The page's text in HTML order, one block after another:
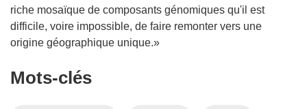
riche mosaïque de composants génomiques qu'il est
difficile, voire impossible, de faire remonter vers une
origine géographique unique.»
Mots‑clés